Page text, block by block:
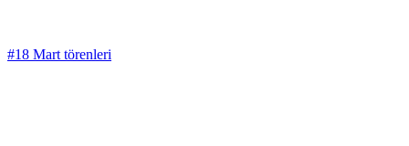
#18 Mart törenleri